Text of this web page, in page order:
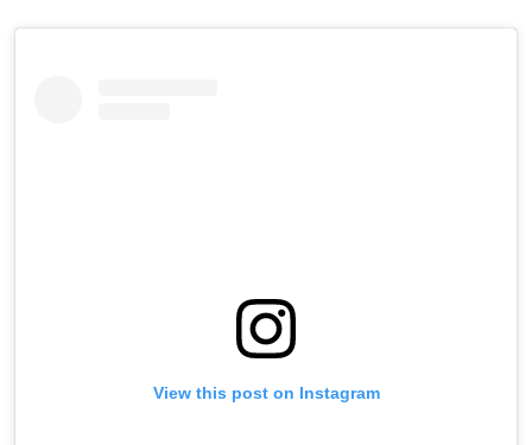
View this post on Instagram